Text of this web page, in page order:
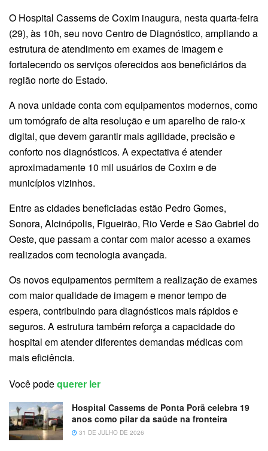
O Hospital Cassems de Coxim inaugura, nesta quarta-feira
(29), às 10h, seu novo Centro de Diagnóstico, ampliando a
estrutura de atendimento em exames de imagem e
fortalecendo os serviços oferecidos aos beneficiários da
região norte do Estado.
A nova unidade conta com equipamentos modernos, como
um tomógrafo de alta resolução e um aparelho de raio-x
digital, que devem garantir mais agilidade, precisão e
conforto nos diagnósticos. A expectativa é atender
aproximadamente 10 mil usuários de Coxim e de
municípios vizinhos.
Entre as cidades beneficiadas estão Pedro Gomes,
Sonora, Alcinópolis, Figueirão, Rio Verde e São Gabriel do
Oeste, que passam a contar com maior acesso a exames
realizados com tecnologia avançada.
Os novos equipamentos permitem a realização de exames
com maior qualidade de imagem e menor tempo de
espera, contribuindo para diagnósticos mais rápidos e
seguros. A estrutura também reforça a capacidade do
hospital em atender diferentes demandas médicas com
mais eficiência.
Você podequerer ler
Hospital Cassems de Ponta Porã celebra 19
anos como pilar da saúde na fronteira
31 DE JULHO DE 2026